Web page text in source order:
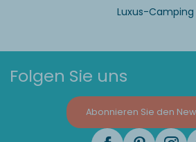
Luxus-Camping
Folgen Sie uns
Abonnieren Sie den